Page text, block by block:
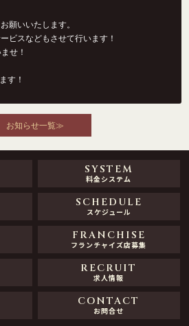
願いいたします。
ビスなどもさせて行います！
せ！
す！
お知らせ一覧≫
SYSTEM
料金システム
SCHEDULE
スケジュール
FRANCHISE
フランチャイズ店募集
RECRUIT
求人情報
CONTACT
お問合せ